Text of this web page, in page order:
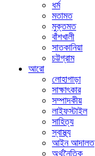
ধর্ম
মতামত
মুক্তমত
বাঁশখালী
সাতকানিয়া
চট্টগ্রাম
আরো
লোহাগাড়া
সাক্ষাৎকার
সম্পাদকীয়
লাইফস্টাইল
সাহিত্য
স্বাস্থ্য
আইন আদালত
অর্থনৈতিক